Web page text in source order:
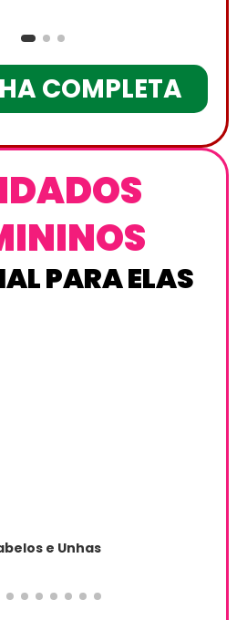
COMPLETA
PARA ELAS
e Unhas